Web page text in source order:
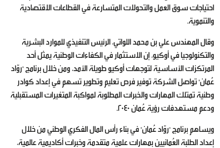
احتياجات سوق العمل والتحولات المتسارعة في القطاعات الاقتصادية
والتنموية.
وقال المهندس علي بن محمد اللواتي، الرئيس التنفيذي للموارد البشرية
والتكنولوجيا في أوكيو، إن الاستثمار في الكفاءات الوطنية يمثل أحد
المرتكزات الأساسية لتوجهات أوكيو طويلة الأمد، ومن خلال برنامج "روّاد
عُمان" تواصل الشركة توفير فرص تعليم وتطوير تسهم في إعداد كوادر
وطنية تمتلك المهارات والخبرات المطلوبة لمواكبة المتغيرات المستقبلية
ودعم مستهدفات رؤية عُمان 2040.
ويساهم برنامج "روّاد عُمان" في بناء رأس المال الفكري الوطني من خلال
إعداد الطلبة العُمانيين بمهارات علمية متقدمة وخبرات أكاديمية عالمية،